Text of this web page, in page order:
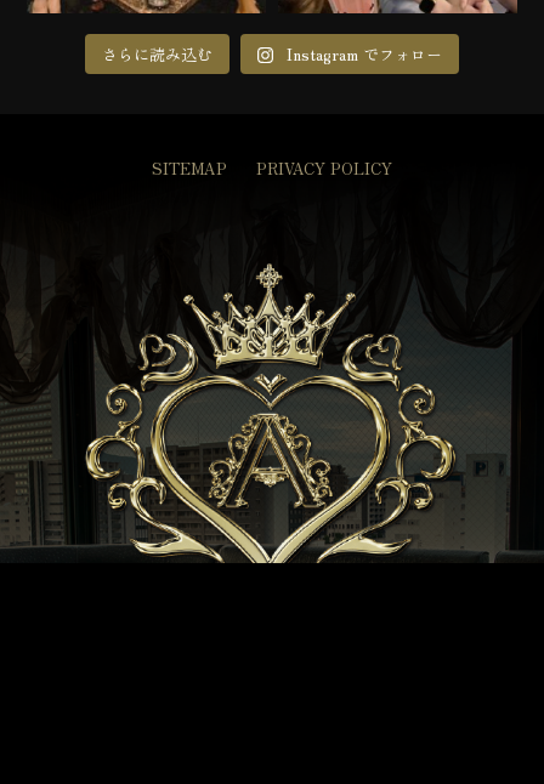
さらに読み込む Instagram でフォロー
SITEMAP PRIVACY POLICY